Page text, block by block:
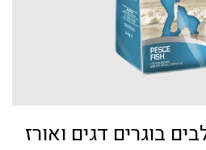
בוגרים דגים ואורז